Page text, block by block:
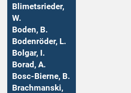
Blimetsrieder,
W.
Boden, B.
Bodenröder, L.
Bolgar, I.
Borad, A.
Bosc-Bierne, B.
Brachmanski,